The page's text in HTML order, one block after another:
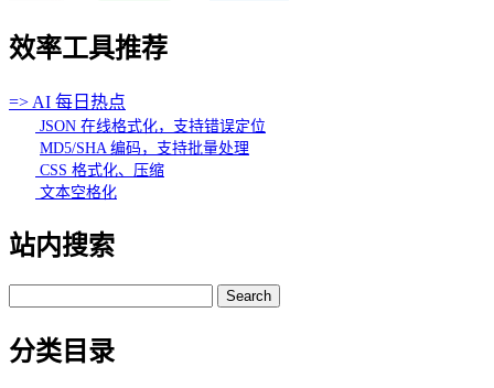
效率工具推荐
=> AI 每日热点
JSON 在线格式化，支持错误定位
MD5/SHA 编码，支持批量处理
CSS 格式化、压缩
文本空格化
站内搜索
for:
分类目录